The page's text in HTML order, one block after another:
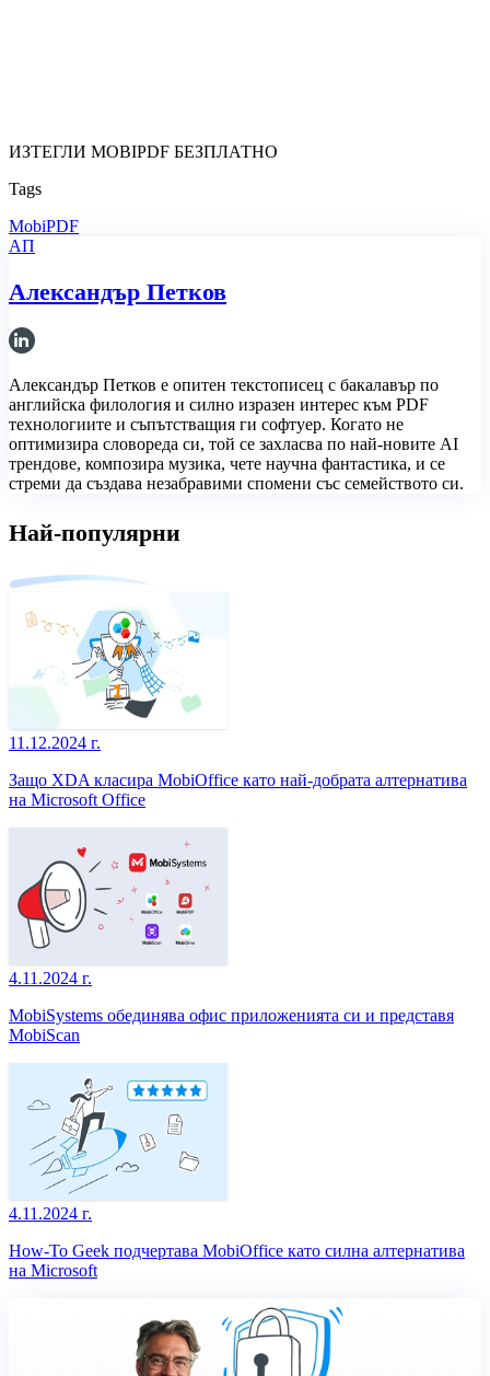
ИЗТЕГЛИ MOBIPDF БЕЗПЛАТНО
Tags
MobiPDF
АП
Александър Петков
Александър Петков е опитен текстописец с бакалавър по
английска филология и силно изразен интерес към PDF
технологиите и съпътстващия ги софтуер. Когато не
оптимизира словореда си, той се захласва по най-новите AI
трендове, композира музика, чете научна фантастика, и се
стреми да създава незабравими спомени със семейството си.
Най-популярни
11.12.2024 г.
Защо XDA класира MobiOffice като най-добрата алтернатива
на Microsoft Office
4.11.2024 г.
MobiSystems обединява офис приложенията си и представя
MobiScan
4.11.2024 г.
How-To Geek подчертава MobiOffice като силна алтернатива
на Microsoft